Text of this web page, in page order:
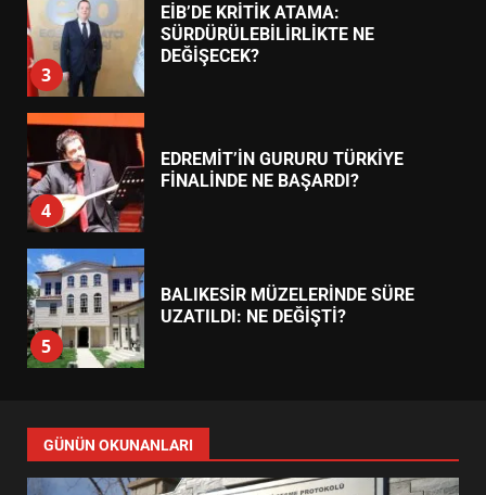
3
EİB’DE KRİTİK ATAMA:
SÜRDÜRÜLEBİLİRLİKTE NE
DEĞİŞECEK?
4
EDREMİT’İN GURURU TÜRKİYE
FİNALİNDE NE BAŞARDI?
5
BALIKESİR MÜZELERİNDE SÜRE
UZATILDI: NE DEĞİŞTİ?
6
TURNUVASI KAYITLARI NEYİ
DEĞİŞTİRİYOR?
GÜNÜN OKUNANLARI